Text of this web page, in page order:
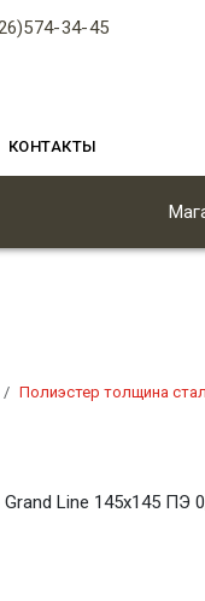
34-45
КОНТАКТЫ
Полиэстер толщина
Line 145х145 ПЭ